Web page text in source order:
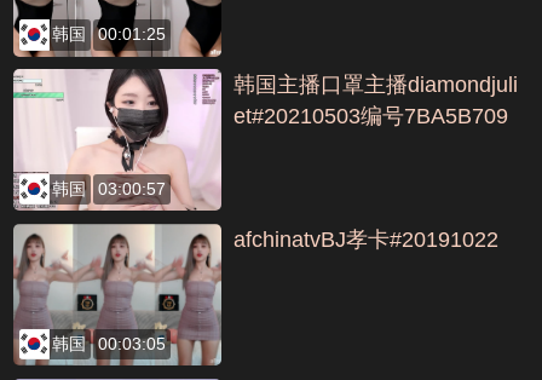
韩国 00:01:25
韩国 03:00:57
韩国主播口罩主播diamondjuli
et#20210503编号7BA5B709
韩国 00:03:05
afchinatvBJ孝卡#20191022